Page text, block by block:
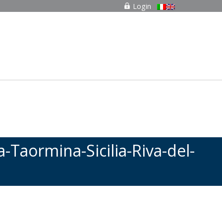
Login
Taormina-Sicilia-Riva-del-